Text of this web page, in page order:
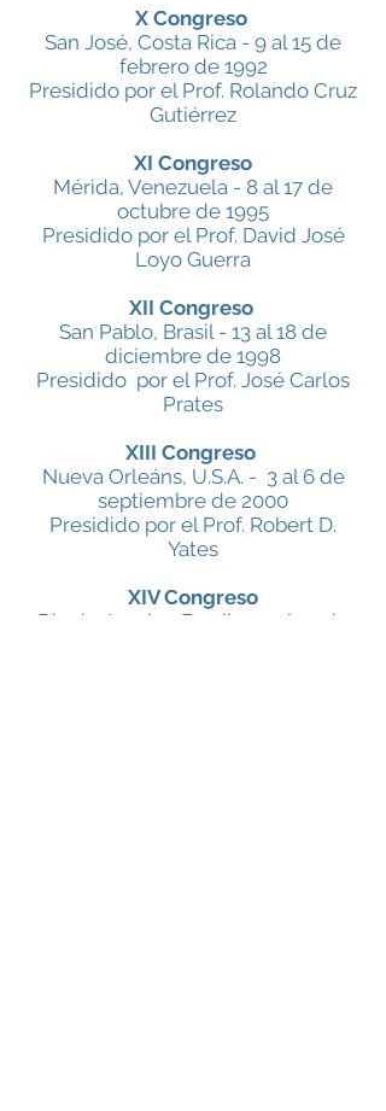
X Congreso
San José, Costa Rica - 9 al 15 de
febrero de 1992
Presidido por el Prof. Rolando Cruz
Gutiérrez
XI Congreso
Mérida, Venezuela - 8 al 17 de
octubre de 1995
Presidido por el Prof. David José
Loyo Guerra
XII Congreso
San Pablo, Brasil - 13 al 18 de
diciembre de 1998
Presidido por el Prof. José Carlos
Prates
XIII Congreso
Nueva Orleáns, U.S.A. - 3 al 6 de
septiembre de 2000
Presidido por el Prof. Robert D.
Yates
XIV Congreso
Río de Janeiro, Brasil - 24 al 27 de